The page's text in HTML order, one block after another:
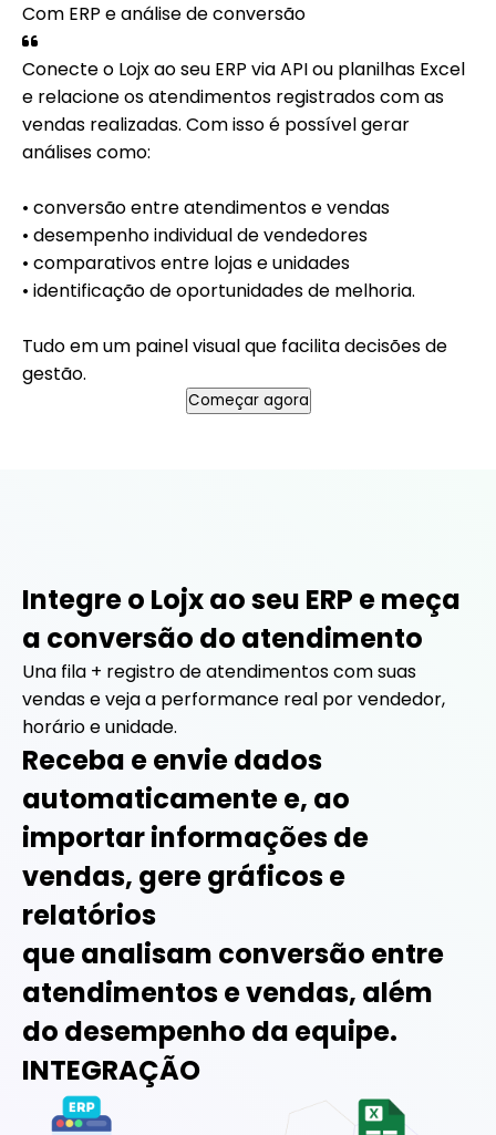
Com ERP e análise de conversão
Conecte o Lojx ao seu ERP via API ou planilhas Excel
e relacione os atendimentos registrados com as
vendas realizadas. Com isso é possível gerar
análises como:
• conversão entre atendimentos e vendas
• desempenho individual de vendedores
• comparativos entre lojas e unidades
• identificação de oportunidades de melhoria.
Tudo em um painel visual que facilita decisões de
gestão.
Começar agora
Integre o Lojx ao seu ERP e meça
a conversão do atendimento
Una fila + registro de atendimentos com suas
vendas e veja a performance real por vendedor,
horário e unidade.
Receba e envie dados
automaticamente e, ao
importar informações de
vendas, gere gráficos e
relatórios
que analisam conversão entre
atendimentos e vendas, além
do desempenho da equipe.
INTEGRAÇÃO